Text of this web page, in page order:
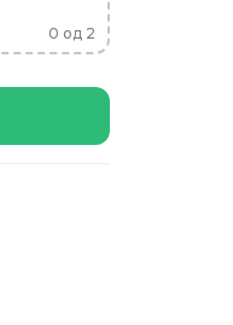
0 од 2